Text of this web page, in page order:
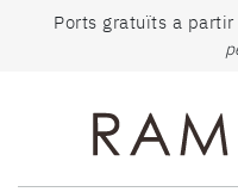
Ports gratuïts a